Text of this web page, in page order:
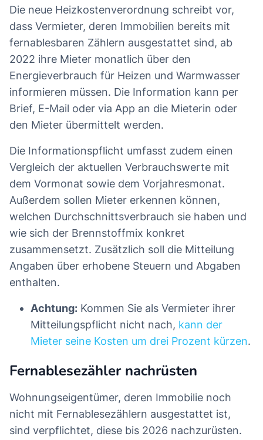
Die neue Heizkostenverordnung schreibt vor,
dass Vermieter, deren Immobilien bereits mit
fernablesbaren Zählern ausgestattet sind, ab
2022 ihre Mieter monatlich über den
Energieverbrauch für Heizen und Warmwasser
informieren müssen. Die Information kann per
Brief, E-Mail oder via App an die Mieterin oder
den Mieter übermittelt werden.
Die Informationspflicht umfasst zudem einen
Vergleich der aktuellen Verbrauchswerte mit
dem Vormonat sowie dem Vorjahresmonat.
Außerdem sollen Mieter erkennen können,
welchen Durchschnittsverbrauch sie haben und
wie sich der Brennstoffmix konkret
zusammensetzt. Zusätzlich soll die Mitteilung
Angaben über erhobene Steuern und Abgaben
enthalten.
Achtung: Kommen Sie als Vermieter ihrer
Mitteilungspflicht nicht nach, kann der
Mieter seine Kosten um drei Prozent kürzen.
Fernablesezähler nachrüsten
Wohnungseigentümer, deren Immobilie noch
nicht mit Fernablesezählern ausgestattet ist,
sind verpflichtet, diese bis 2026 nachzurüsten.